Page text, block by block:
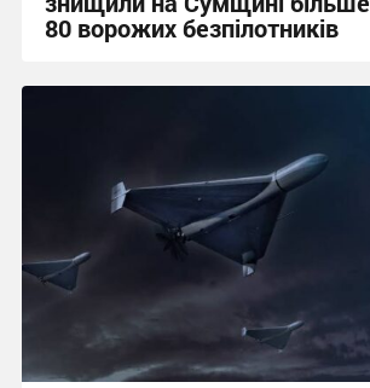
80 ворожих безпілотників